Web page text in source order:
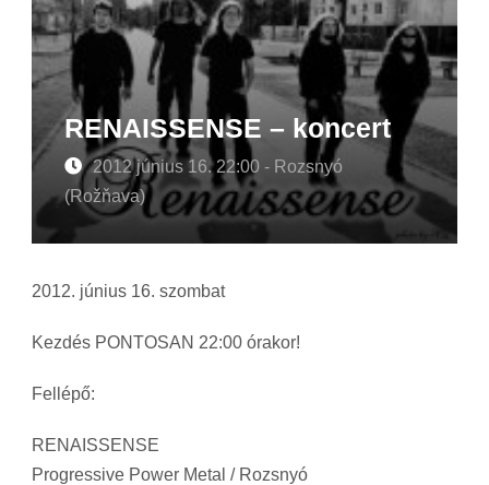
RENAISSENSE – koncert
2012 június 16. 22:00 - Rozsnyó
(Rožňava)
2012. június 16. szombat
Kezdés PONTOSAN 22:00 órakor!
Fellépő:
RENAISSENSE
Progressive Power Metal / Rozsnyó